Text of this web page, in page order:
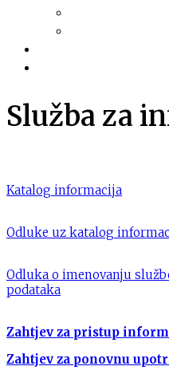
Služba za
Katalog informacija
Odluke uz katalog
Odluka o imenovanju
podataka
Zahtjev za pristup
Zahtjev za ponovnu